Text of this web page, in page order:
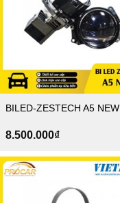
BILED-ZESTECH A5 NEW
8.500.000₫